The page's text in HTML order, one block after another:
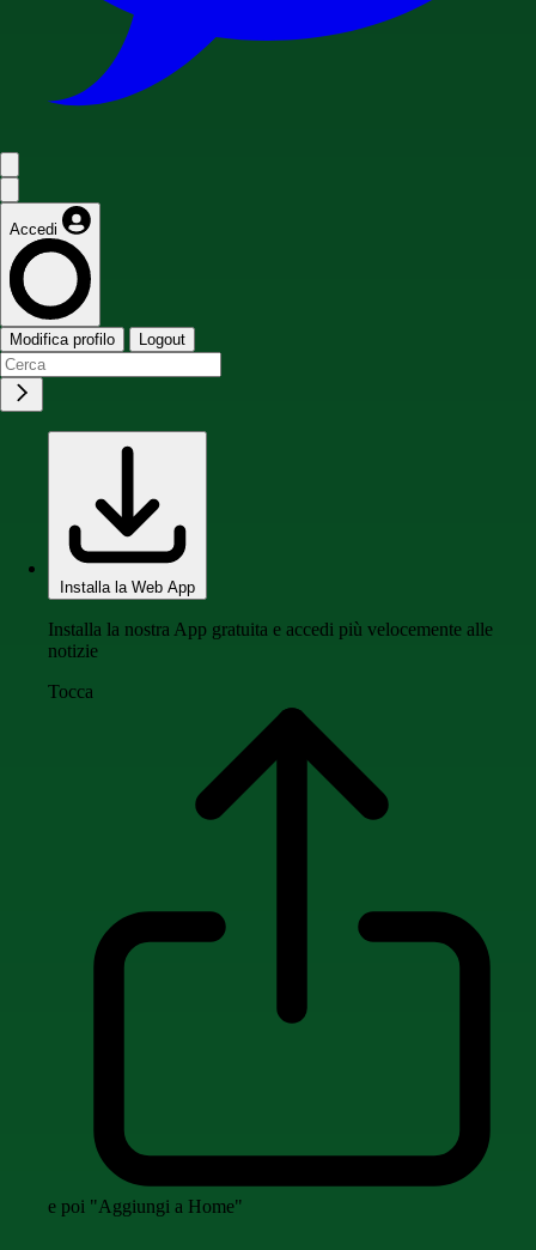
Accedi
Modifica profilo Logout
Installa la Web App
Installa la nostra App gratuita e accedi più velocemente alle
notizie
Tocca
e poi "Aggiungi a Home"